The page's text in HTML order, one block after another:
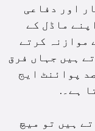
اور دفاعی
ماڈل کے
موازنہ کرتے
ہیں جہاں فرق
خاص طور پر، 5+ فیصد پوائنٹ ایج
ہے۔.
ہیں تو میچ